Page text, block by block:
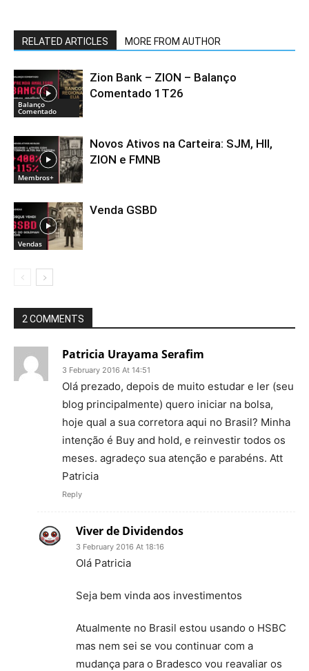
RELATED ARTICLES MORE FROM AUTHOR
Balanço
Comentado
Zion Bank – ZION – Balanço
Comentado 1T26
Membros+
Novos Ativos na Carteira: SJM, HII,
ZION e FMNB
Vendas
Venda GSBD
2 COMMENTS
Patricia Urayama Serafim
3 February 2016 At 14:51
Olá prezado, depois de muito estudar e ler (seu
blog principalmente) quero iniciar na bolsa,
hoje qual a sua corretora aqui no Brasil? Minha
intenção é Buy and hold, e reinvestir todos os
meses. agradeço sua atenção e parabéns. Att
Patricia
Reply
Viver de Dividendos
3 February 2016 At 18:16
Olá Patricia
Seja bem vinda aos investimentos
Atualmente no Brasil estou usando o HSBC
mas nem sei se vou continuar com a
mudança para o Bradesco vou reavaliar os